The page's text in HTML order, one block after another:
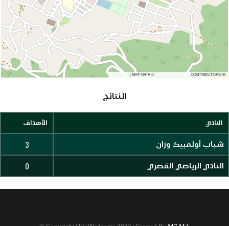
LEAFLET
|MAP DATA © CONTRIBUTORS
النتائج
النادي الأهداف
شباب أولمبيك وزان 3
النادي الرياضي القصري 0